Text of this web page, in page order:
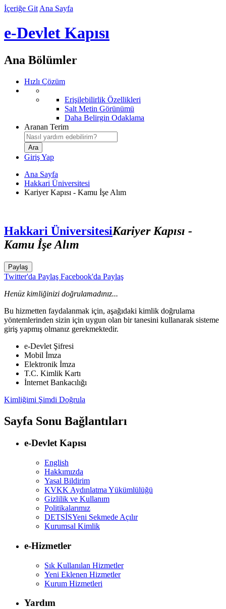
İçeriğe Git Ana Sayfa
e-Devlet Kapısı
Ana Bölümler
Hızlı Çözüm
Erişilebilirlik Özellikleri
Salt Metin Görünümü
Daha Belirgin Odaklama
Aranan Terim
Giriş Yap
Ana Sayfa
Hakkari Üniversitesi
Kariyer Kapısı - Kamu İşe Alım
Hakkari ÜniversitesiKariyer Kapısı -
Kamu İşe Alım
Paylaş
Twitter'da Paylaş Facebook'da Paylaş
Henüz kimliğinizi doğrulamadınız...
Bu hizmetten faydalanmak için, aşağıdaki kimlik doğrulama
yöntemlerinden sizin için uygun olan bir tanesini kullanarak sisteme
giriş yapmış olmanız gerekmektedir.
e-Devlet Şifresi
Mobil İmza
Elektronik İmza
T.C. Kimlik Kartı
İnternet Bankacılığı
Kimliğimi Şimdi Doğrula
Sayfa Sonu Bağlantıları
e-Devlet Kapısı
English
Hakkımızda
Yasal Bildirim
KVKK Aydınlatma Yükümlülüğü
Gizlilik ve Kullanım
Politikalarımız
DETSİSYeni Sekmede Açılır
Kurumsal Kimlik
e-Hizmetler
Sık Kullanılan Hizmetler
Yeni Eklenen Hizmetler
Kurum Hizmetleri
Yardım